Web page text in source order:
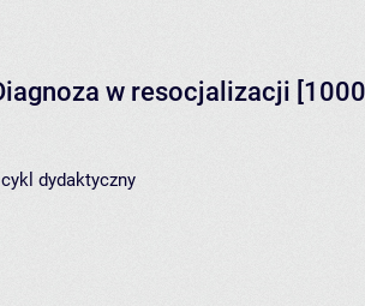
w resocjalizacji
dydaktyczny